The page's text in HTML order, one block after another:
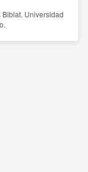
Universidad